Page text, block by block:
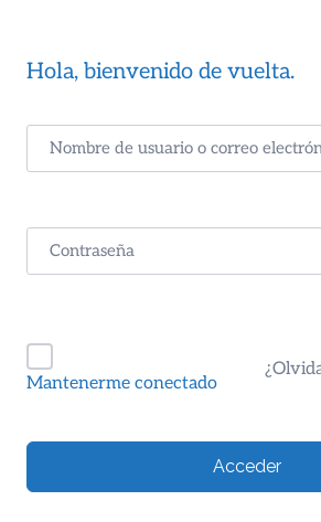
Hola, bienvenido de vuelta.
Mantenerme conectado
Acceder